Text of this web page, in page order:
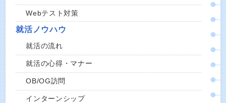
Webテスト対策
就活ノウハウ
就活の流れ
就活の心得・マナー
OB/OG訪問
インターンシップ